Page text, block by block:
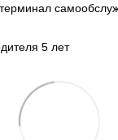
5 лет